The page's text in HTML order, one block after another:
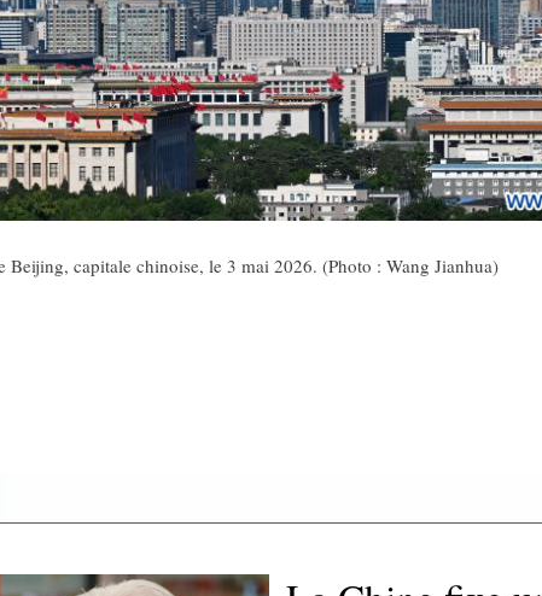
capitale chinoise, le 3 mai 2026. (Photo : Wang Jianhua)